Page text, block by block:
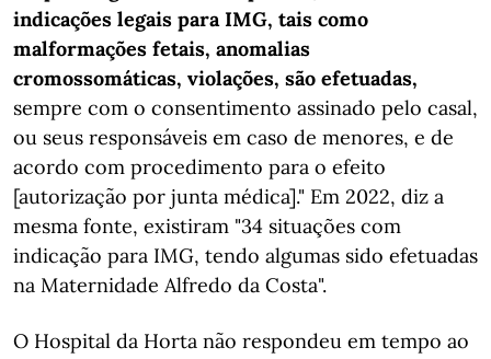
indicações legais para IMG, tais como
malformações fetais, anomalias
cromossomáticas, violações, são efetuadas,
sempre com o consentimento assinado pelo casal,
ou seus responsáveis em caso de menores, e de
acordo com procedimento para o efeito
[autorização por junta médica]." Em 2022, diz a
mesma fonte, existiram "34 situações com
indicação para IMG, tendo algumas sido efetuadas
na Maternidade Alfredo da Costa".
O Hospital da Horta não respondeu em tempo ao